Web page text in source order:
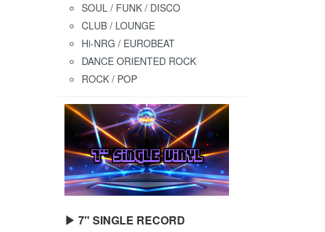
SOUL / FUNK / DISCO
CLUB / LOUNGE
Hi-NRG / EUROBEAT
DANCE ORIENTED ROCK
ROCK / POP
▶ 7" SINGLE RECORD